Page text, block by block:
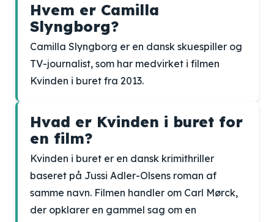
Hvem er Camilla
Slyngborg?
Camilla Slyngborg er en dansk skuespiller og
TV-journalist, som har medvirket i filmen
Kvinden i buret fra 2013.
Hvad er Kvinden i buret for
en film?
Kvinden i buret er en dansk krimithriller
baseret på Jussi Adler-Olsens roman af
samme navn. Filmen handler om Carl Mørck,
der opklarer en gammel sag om en